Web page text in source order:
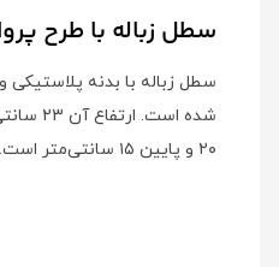
سطل زباله با طرح
سطل زباله با بدنه
شده
۲۰ و پایین ۱۵ سانتی‌متر است.